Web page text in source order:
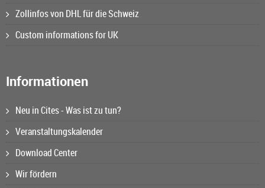
Zollinfos von DHL für die Schweiz
Custom informations for UK
Informationen
Neu in Cites - Was ist zu tun?
Veranstaltungskalender
Download Center
Wir fördern